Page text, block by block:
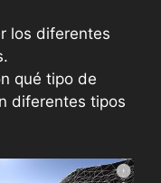
los diferentes
qué tipo de
diferentes tipos